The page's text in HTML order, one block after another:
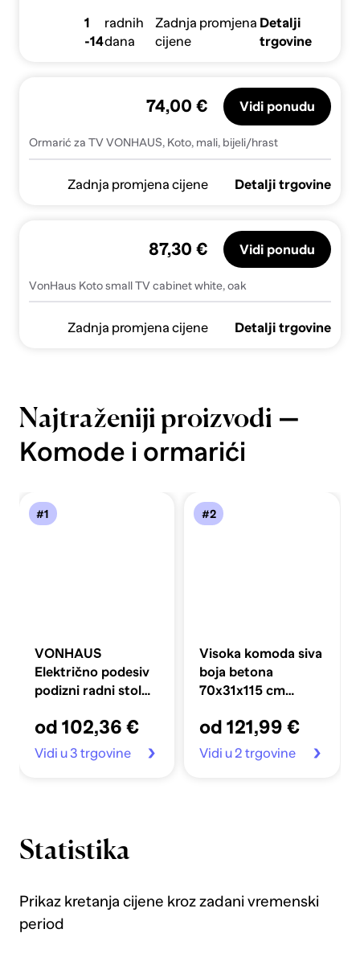
1
-14
radnih
dana
Zadnja promjena
cijene
Detalji
trgovine
Ormarić za TV VONHAUS, Koto, mali, bijeli/hrast
74,00 € Vidi ponudu
Zadnja promjena cijene Detalji trgovine
VonHaus Koto small TV cabinet white, oak
87,30 € Vidi ponudu
Zadnja promjena cijene Detalji trgovine
Najtraženiji proizvodi —
Komode i ormarići
#1
VONHAUS
Električno podesiv
podizni radni stol
C priključkom za
punjenje, crni
od 102,36 €
Vidi u 3 trgovine
#2
Visoka komoda siva
boja betona
70x31x115 cm
od 121,99 €
Vidi u 2 trgovine
Statistika
Prikaz kretanja cijene kroz zadani vremenski
period